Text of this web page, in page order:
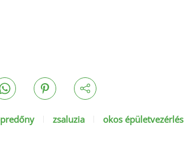
zsaluzia okos épületvezérlés